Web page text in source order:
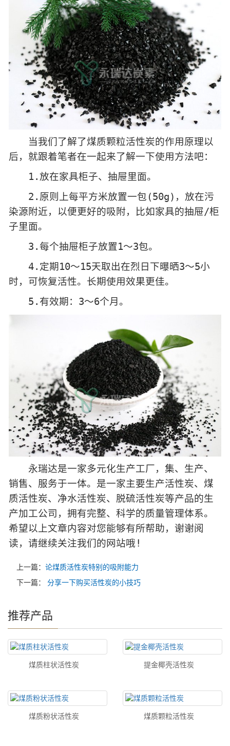
当我们了解了煤质颗粒活性炭的作用原理以
后，就跟着笔者在一起来了解一下使用方法吧：
1.放在家具柜子、抽屉里面。
2.原则上每平方米放置一包(50g)，放在污
染源附近，以便更好的吸附，比如家具的抽屉/柜
子里面。
3.每个抽屉柜子放置1～3包。
4.定期10～15天取出在烈日下曝晒3～5小
时，可恢复活性。长期使用效果更佳。
5.有效期：3～6个月。
永瑞达是一家多元化生产工厂，集、生产、
销售、服务于一体。是一家主要生产活性炭、煤
质活性炭、净水活性炭、脱硫活性炭等产品的生
产加工公司，拥有完整、科学的质量管理体系。
希望以上文章内容对您能够有所帮助，谢谢阅
读，请继续关注我们的网站哦!
上一篇： 论煤质活性炭特别的吸附能力
下一篇：
分享一下购买活性炭的小技巧
推荐产品
煤质柱状活性炭 提金椰壳活性炭
煤质粉状活性炭 煤质颗粒活性炭